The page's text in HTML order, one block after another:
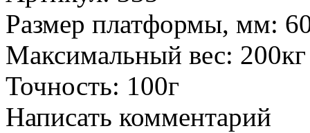
Размер платформы, мм:
Максимальный вес: 200кг
Точность: 100г
Написать комментарий